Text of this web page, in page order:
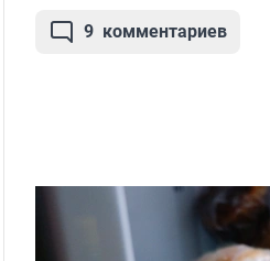
9 комментариев